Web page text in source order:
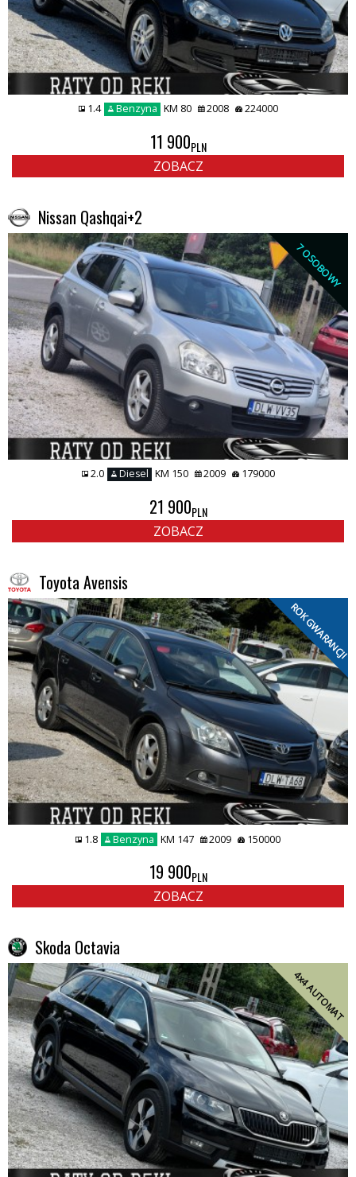
1.4 Benzyna KM 80 2008 224000
11 900PLN
ZOBACZ
Nissan Qashqai+2
7 OSOBOWY
2.0 Diesel KM 150 2009 179000
21 900PLN
ZOBACZ
Toyota Avensis
ROK GWARANCJI
1.8 Benzyna KM 147 2009 150000
19 900PLN
ZOBACZ
Skoda Octavia
4x4 AUTOMAT